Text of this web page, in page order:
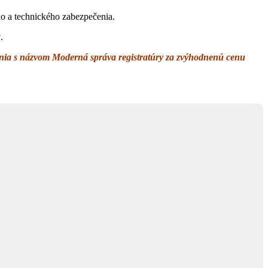
technického zabezpečenia.
.
s názvom Moderná správa registratúry za zvýhodnenú cenu